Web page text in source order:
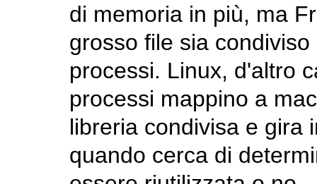
di memoria in più, ma
grosso file sia
processi. Linux, d'altro
processi mappino a
libreria condivisa e gira
quando cerca di